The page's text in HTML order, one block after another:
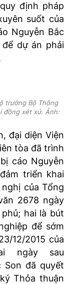
định pháp
suốt của
Nguyễn Bắc
dự án phải
trưởng Bộ Thông
đồng xét xử. Ảnh:
đại diện Viện
tòa đã trình
cáo Nguyễn
triển khai
của Tổng
2678 ngày
hai là bút
để sớm
12/2015 của
ngày sau
Son đã quyết
Thỏa thuận